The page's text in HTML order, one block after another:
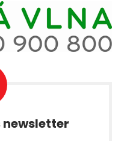
newsletter